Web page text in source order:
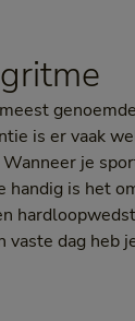
is er vaak
je
is het
dag heb